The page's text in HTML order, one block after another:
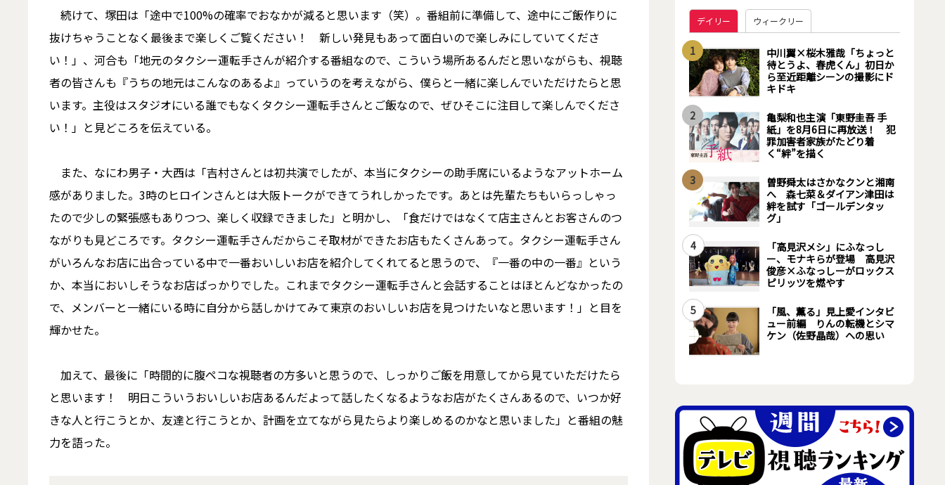
続けて、塚田は「途中で100%の確率でおなかが減ると思います（笑）。番組前に準備して、途中にご飯作りに
抜けちゃうことなく最後まで楽しくご覧ください！ 新しい発見もあって面白いので楽しみにしていてくださ
い！」、河合も「地元のタクシー運転手さんが紹介する番組なので、こういう場所あるんだと思いながらも、視聴
者の皆さんも『うちの地元はこんなのあるよ』っていうのを考えながら、僕らと一緒に楽しんでいただけたらと思
います。主役はスタジオにいる誰でもなくタクシー運転手さんとご飯なので、ぜひそこに注目して楽しんでくださ
い！」と見どころを伝えている。
また、なにわ男子・大西は「吉村さんとは初共演でしたが、本当にタクシーの助手席にいるようなアットホーム
感がありました。3時のヒロインさんとは大阪トークができてうれしかったです。あとは先輩たちもいらっしゃっ
たので少しの緊張感もありつつ、楽しく収録できました」と明かし、「食だけではなくて店主さんとお客さんのつ
ながりも見どころです。タクシー運転手さんだからこそ取材ができたお店もたくさんあって。タクシー運転手さん
がいろんなお店に出合っている中で一番おいしいお店を紹介してくれてると思うので、『一番の中の一番』という
か、本当においしそうなお店ばっかりでした。これまでタクシー運転手さんと会話することはほとんどなかったの
で、メンバーと一緒にいる時に自分から話しかけてみて東京のおいしいお店を見つけたいなと思います！」と目を
輝かせた。
加えて、最後に「時間的に腹ペコな視聴者の方多いと思うので、しっかりご飯を用意してから見ていただけたら
と思います！ 明日こういうおいしいお店あるんだよって話したくなるようなお店がたくさんあるので、いつか好
きな人と行こうとか、友達と行こうとか、計画を立てながら見たらより楽しめるのかなと思いました」と番組の魅
力を語った。
デイリー ウィークリー
1
中川翼×桜木雅哉「ちょっと
待とうよ、春虎くん」初日か
ら至近距離シーンの撮影にド
キドキ
2
亀梨和也主演「東野圭吾 手
紙」を8月6日に再放送！ 犯
罪加害者家族がたどり着
く“絆”を描く
3
曽野舜太はさかなクンと湘南
へ 森七菜＆ダイアン津田は
絆を試す「ゴールデンタッ
グ」
4
「高見沢メシ」にふなっし
ー、モナキらが登場 高見沢
俊彦×ふなっしーがロックス
ピリッツを燃やす
5
「風、薫る」見上愛インタビ
ュー前編 りんの転機とシマ
ケン（佐野晶哉）への思い